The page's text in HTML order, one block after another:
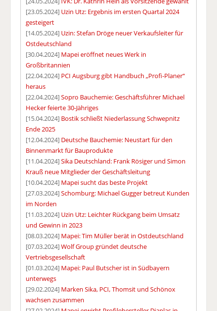
[23.05.2024] Uzin Utz: Ergebnis im ersten Quartal 2024
gesteigert
[14.05.2024] Uzin: Stefan Dröge neuer Verkaufsleiter für
Ostdeutschland
[30.04.2024] Mapei eröffnet neues Werk in
Großbritannien
[22.04.2024] PCI Augsburg gibt Handbuch „Profi-Planer“
heraus
[22.04.2024]Sopro Bauchemie: Geschäftsführer Michael
Hecker feierte 30-Jähriges
[15.04.2024] Bostik schließt Niederlassung Schwepnitz
Ende 2025
[12.04.2024] Deutsche Bauchemie: Neustart für den
Binnenmarkt für Bauprodukte
[11.04.2024]Sika Deutschland: Frank Rösiger und Simon
Krauß neue Mitglieder der Geschäftsleitung
[10.04.2024] Mapei sucht das beste Projekt
[27.03.2024]Schomburg: Michael Gugger betreut Kunden
im Norden
[11.03.2024] Uzin Utz: Leichter Rückgang beim Umsatz
und Gewinn in 2023
[08.03.2024] Mapei: Tim Müller berät in Ostdeutschland
[07.03.2024]Wolf Group gründet deutsche
Vertriebsgesellschaft
[01.03.2024] Mapei: Paul Butscher ist in Südbayern
unterwegs
[29.02.2024] Marken Sika, PCI, Thomsit und Schönox
wachsen zusammen